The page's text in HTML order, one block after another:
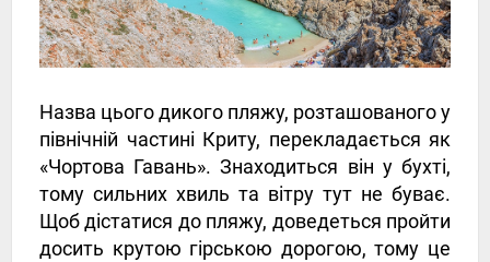
Назва цього дикого пляжу, розташованого у
північній частині Криту, перекладається як
«Чортова Гавань». Знаходиться він у бухті,
тому сильних хвиль та вітру тут не буває.
Щоб дістатися до пляжу, доведеться пройти
досить крутою гірською дорогою, тому це